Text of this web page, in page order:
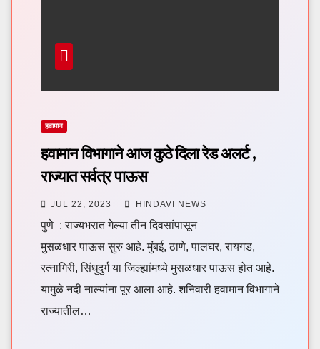
हवामान
हवामान विभागाने आज कुठे दिला रेड अलर्ट ,
राज्यात सर्वत्र पाऊस
JUL 22, 2023 HINDAVI NEWS
पुणे : राज्यभरात गेल्या तीन दिवसांपासून
मुसळधार पाऊस सुरु आहे. मुंबई, ठाणे, पालघर, रायगड,
रत्नागिरी, सिंधुदुर्ग या जिल्ह्यांमध्ये मुसळधार पाऊस होत आहे.
यामुळे नदी नाल्यांना पूर आला आहे. शनिवारी हवामान विभागाने
राज्यातील…